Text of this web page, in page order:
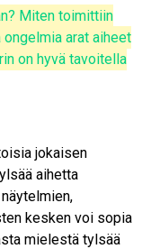
Miten toimittiin
arat aiheet
on hyvä tavoitella
jokaisen
aihetta
kesken voi sopia
mielestä tylsää